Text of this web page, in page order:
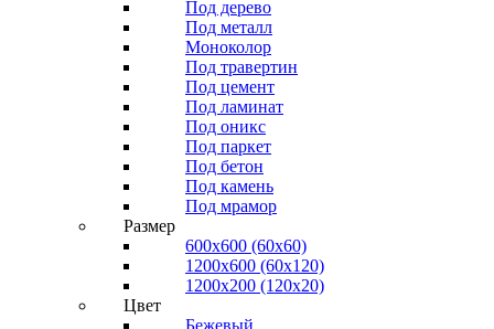
Под дерево
Под металл
Моноколор
Под травертин
Под цемент
Под ламинат
Под оникс
Под паркет
Под бетон
Под камень
Под мрамор
Размер
600х600 (60х60)
1200х600 (60х120)
1200х200 (120x20)
Цвет
Бежевый